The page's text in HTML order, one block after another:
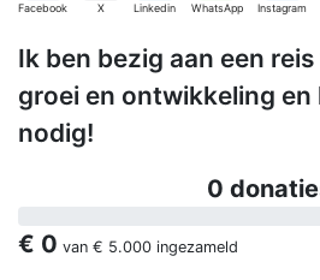
Facebook X Linkedin WhatsApp Instagram
Ik ben bezig aan een
groei en ontwikkeling en
nodig!
0
€ 0 van € 5.000 ingezameld